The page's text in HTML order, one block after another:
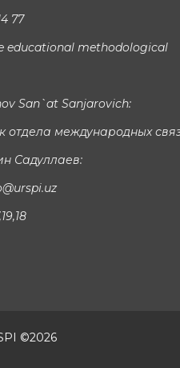
77
educational methodological
San`at Sanjarovich:
отдела международных
Садуллаев:
©2026